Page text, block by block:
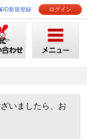
ID新規登録 ログイン
いましたら、お